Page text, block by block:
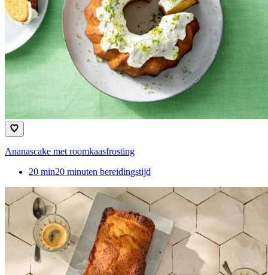
Ananascake met roomkaasfrosting
20 min20 minuten bereidingstijd